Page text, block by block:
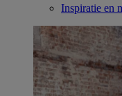
Inspiratie en